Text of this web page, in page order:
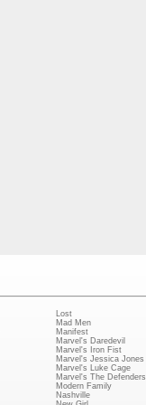
Lost
Mad Men
Manifest
Marvel's Daredevil
Marvel's Iron Fist
Marvel's Jessica Jones
Marvel's Luke Cage
Marvel's The Defenders
Modern Family
Nashville